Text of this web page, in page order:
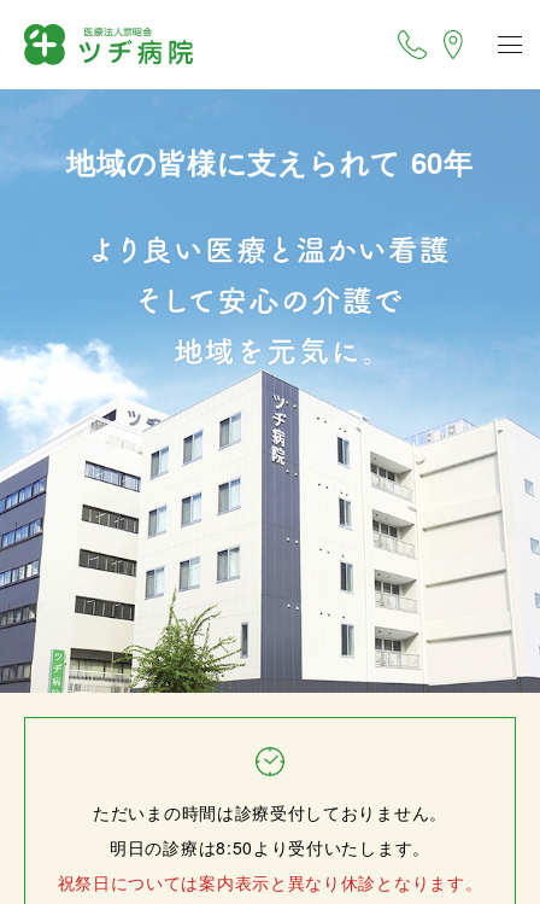
地域の皆様に支えられて 60年
ただいまの時間は診療受付しておりません。
明日の診療は8:50より受付いたします。
祝祭日については案内表示と異なり休診となります。